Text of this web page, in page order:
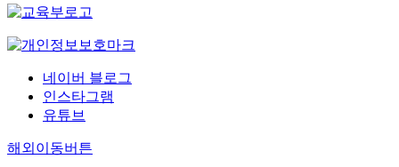
네이버 블로그
인스타그램
유튜브
해외이동버튼